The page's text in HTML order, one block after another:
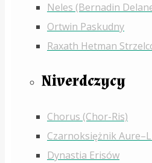
Neles (Bernadin
Ortwin Paskudny
Raxath Hetman
Niverdczycy
Chorus (Chor-Ris)
Czarnoksiężnik
Dynastia Erisów